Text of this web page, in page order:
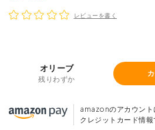
レビューを書く
オリーブ
残りわずか
amazonのアカウント
クレジットカード情報